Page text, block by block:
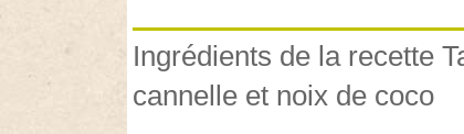
Ingrédients de la recette
cannelle et noix de coco